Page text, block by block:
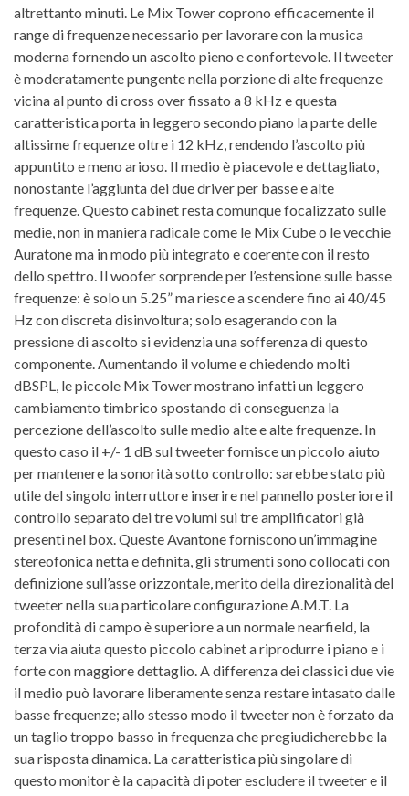
altrettanto minuti. Le Mix Tower coprono efficacemente il
range di frequenze necessario per lavorare con la musica
moderna fornendo un ascolto pieno e confortevole. Il tweeter
è moderatamente pungente nella porzione di alte frequenze
vicina al punto di cross over fissato a 8 kHz e questa
caratteristica porta in leggero secondo piano la parte delle
altissime frequenze oltre i 12 kHz, rendendo l’ascolto più
appuntito e meno arioso. Il medio è piacevole e dettagliato,
nonostante l’aggiunta dei due driver per basse e alte
frequenze. Questo cabinet resta comunque focalizzato sulle
medie, non in maniera radicale come le Mix Cube o le vecchie
Auratone ma in modo più integrato e coerente con il resto
dello spettro. Il woofer sorprende per l’estensione sulle basse
frequenze: è solo un 5.25” ma riesce a scendere fino ai 40/45
Hz con discreta disinvoltura; solo esagerando con la
pressione di ascolto si evidenzia una sofferenza di questo
componente. Aumentando il volume e chiedendo molti
dBSPL, le piccole Mix Tower mostrano infatti un leggero
cambiamento timbrico spostando di conseguenza la
percezione dell’ascolto sulle medio alte e alte frequenze. In
questo caso il +/- 1 dB sul tweeter fornisce un piccolo aiuto
per mantenere la sonorità sotto controllo: sarebbe stato più
utile del singolo interruttore inserire nel pannello posteriore il
controllo separato dei tre volumi sui tre amplificatori già
presenti nel box. Queste Avantone forniscono un’immagine
stereofonica netta e definita, gli strumenti sono collocati con
definizione sull’asse orizzontale, merito della direzionalità del
tweeter nella sua particolare configurazione A.M.T. La
profondità di campo è superiore a un normale nearfield, la
terza via aiuta questo piccolo cabinet a riprodurre i piano e i
forte con maggiore dettaglio. A differenza dei classici due vie
il medio può lavorare liberamente senza restare intasato dalle
basse frequenze; allo stesso modo il tweeter non è forzato da
un taglio troppo basso in frequenza che pregiudicherebbe la
sua risposta dinamica. La caratteristica più singolare di
questo monitor è la capacità di poter escludere il tweeter e il